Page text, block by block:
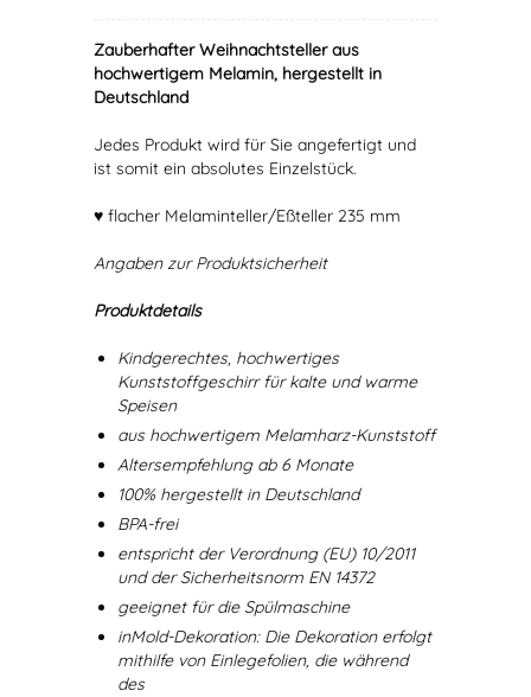
Zauberhafter Weihnachtsteller aus
hochwertigem Melamin, hergestellt in
Deutschland
Jedes Produkt wird für Sie angefertigt und
ist somit ein absolutes Einzelstück.
♥ flacher Melaminteller/Eßteller 235 mm
Angaben zur Produktsicherheit
Produktdetails
Kindgerechtes, hochwertiges
Kunststoffgeschirr für kalte und warme
Speisen
aus hochwertigem Melamharz-Kunststoff
Altersempfehlung ab 6 Monate
100% hergestellt in Deutschland
BPA-frei
entspricht der Verordnung (EU) 10/2011
und der Sicherheitsnorm EN 14372
geeignet für die Spülmaschine
inMold-Dekoration: Die Dekoration erfolgt
mithilfe von Einlegefolien, die während
des